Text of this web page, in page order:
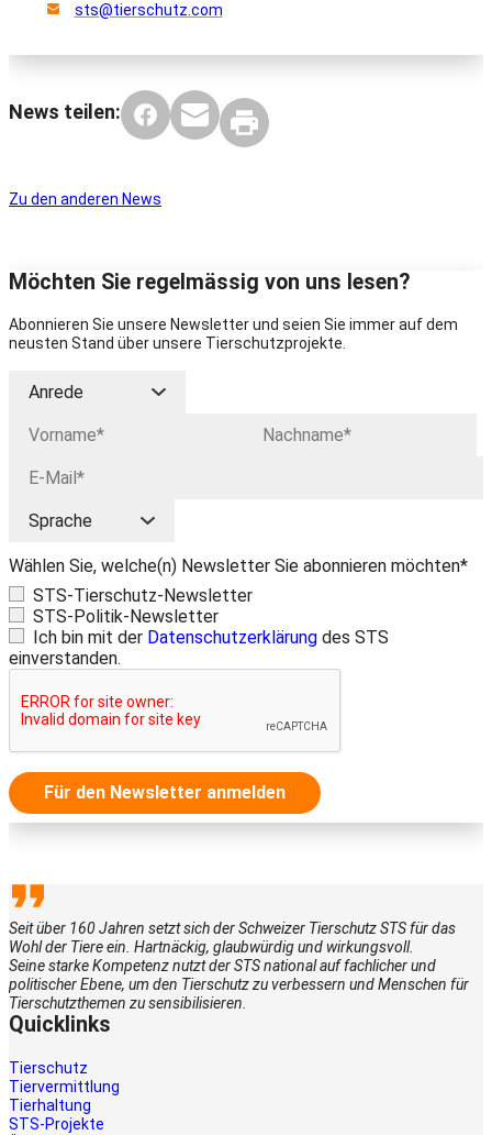
sts@tierschutz.com
News teilen:
Zu den anderen News
Möchten Sie regelmässig von uns lesen?
Abonnieren Sie unsere Newsletter und seien Sie immer auf dem
neusten Stand über unsere Tierschutzprojekte.
Wählen Sie, welche(n) Newsletter Sie abonnieren möchten*
STS-Tierschutz-Newsletter
STS-Politik-Newsletter
Ich bin mit der Datenschutzerklärung des STS
einverstanden.
Für den Newsletter anmelden
Seit über 160 Jahren setzt sich der Schweizer Tierschutz STS für das
Wohl der Tiere ein. Hartnäckig, glaubwürdig und wirkungsvoll.
Seine starke Kompetenz nutzt der STS national auf fachlicher und
politischer Ebene, um den Tierschutz zu verbessern und Menschen für
Tierschutzthemen zu sensibilisieren.
Quicklinks
Tierschutz
Tiervermittlung
Tierhaltung
STS-Projekte